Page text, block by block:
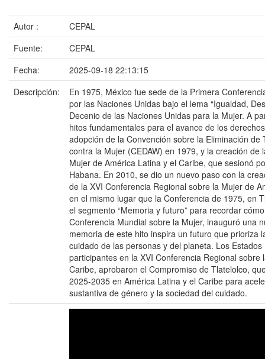
Autor :
CEPAL
Fuente:
CEPAL
Fecha:
2025-09-18 22:13:15
Descripción:
En 1975, México fue sede de la Primera
por las Naciones Unidas bajo el lema “Igualdad,
Decenio de las Naciones Unidas para la Mujer. A
hitos fundamentales para el avance de los
adopción de la Convención sobre la Eliminación
contra la Mujer (CEDAW) en 1979, y la creación
Mujer de América Latina y el Caribe, que sesionó
Habana. En 2010, se dio un nuevo paso con la
de la XVI Conferencia Regional sobre la Mujer de
en el mismo lugar que la Conferencia de 1975, en
el segmento “Memoria y futuro” para recordar
Conferencia Mundial sobre la Mujer, inauguró una
memoria de este hito inspira un futuro que prioriza
cuidado de las personas y del planeta. Los
participantes en la XVI Conferencia Regional
Caribe, aprobaron el Compromiso de Tlatelolco,
2025-2035 en América Latina y el Caribe para
sustantiva de género y la sociedad del cuidado.